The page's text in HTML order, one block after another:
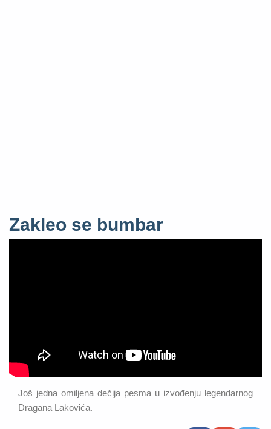
Zakleo se bumbar
Još jedna omiljena dečija pesma u izvođenju legendarnog
Dragana Lakovića.